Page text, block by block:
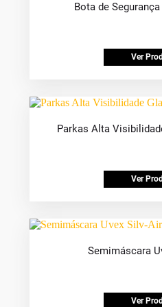
Bota de Segurança
Ver
Parkas Alta
Ver
Semimáscara
Ver